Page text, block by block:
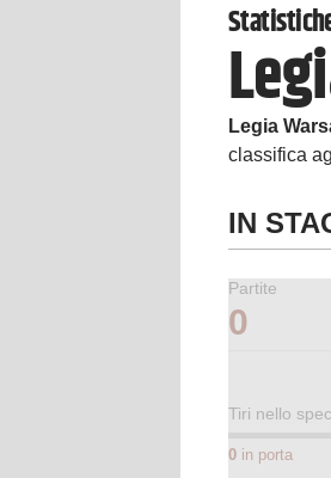
Legia
classifica
IN
Partite
0
Tiri nello
0 in porta